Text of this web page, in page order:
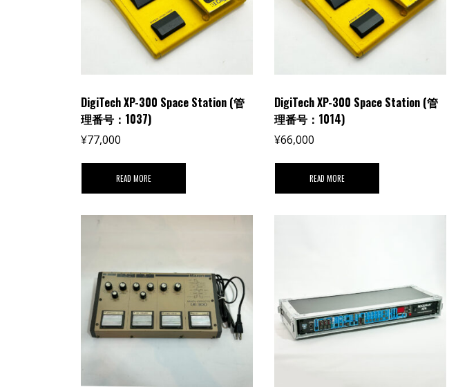
DigiTech XP-300 Space Station (管
理番号：1037)
¥77,000
READ MORE
DigiTech XP-300 Space Station (管
理番号：1014)
¥66,000
READ MORE